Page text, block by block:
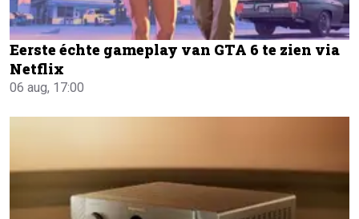
Eerste échte gameplay van GTA 6 te zien via
Netflix
06 aug, 17:00